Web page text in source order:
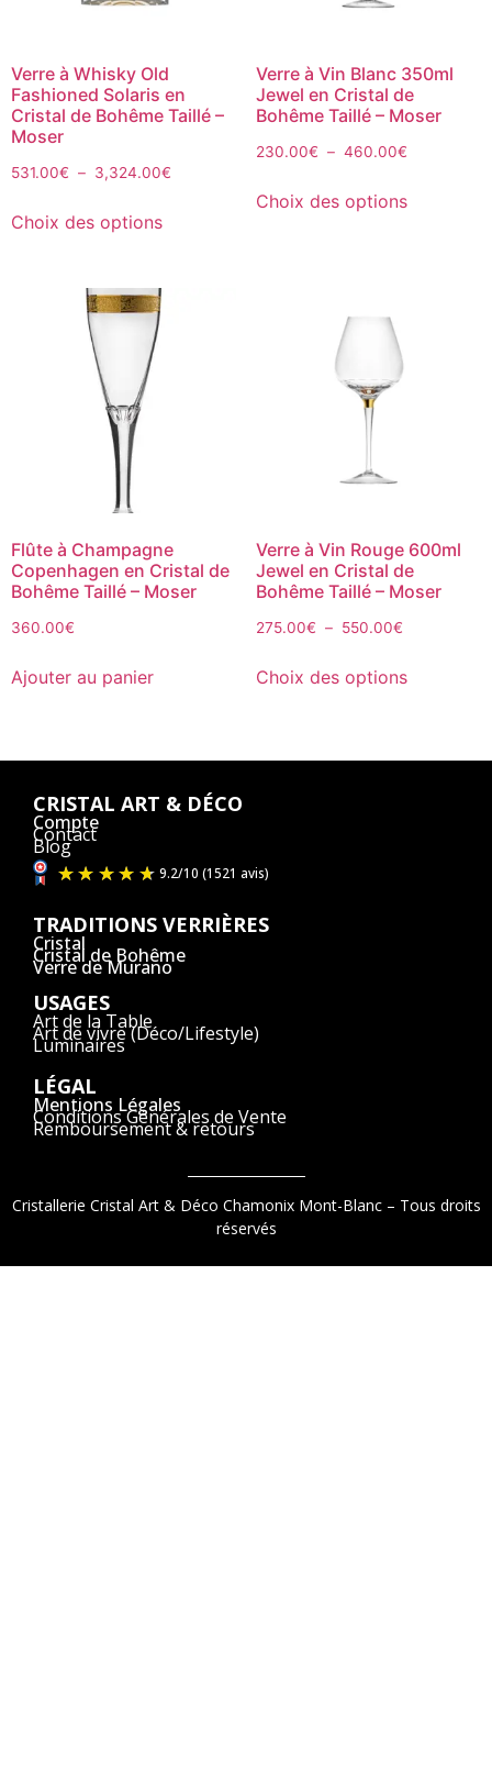
Verre à Whisky Old
Fashioned Solaris en
Cristal de Bohême Taillé –
Moser
531.00€ – 3,324.00€
Choix des options
Verre à Vin Blanc 350ml
Jewel en Cristal de
Bohême Taillé – Moser
230.00€ – 460.00€
Choix des options
Flûte à Champagne
Copenhagen en Cristal de
Bohême Taillé – Moser
360.00€
Ajouter au panier
Verre à Vin Rouge 600ml
Jewel en Cristal de
Bohême Taillé – Moser
275.00€ – 550.00€
Choix des options
CRISTAL ART & DÉCO
Compte
Contact
Blog
TRADITIONS VERRIÈRES
Cristal
Cristal de Bohême
Verre de Murano
USAGES
Art de la Table
Art de vivre (Déco/Lifestyle)
Luminaires
LÉGAL
Mentions Légales
Conditions Générales de Vente
Remboursement & retours
Cristallerie Cristal Art & Déco Chamonix Mont-Blanc – Tous droits
réservés